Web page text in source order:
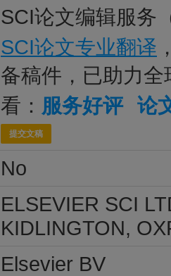
SCI论文编辑服务
SCI论文专业翻译
备稿件，已助力
看： 服务好评 论
提交文稿
No
ELSEVIER SCI
KIDLINGTON,
Elsevier BV